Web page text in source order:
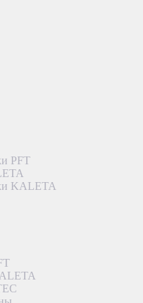
PFT
KALETA